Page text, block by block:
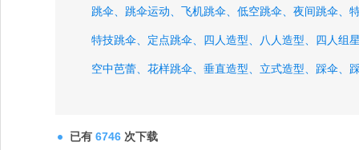
跳伞、 跳伞运动、 飞机跳伞、 低空跳伞、 夜间跳伞、
特技跳伞、 定点跳伞、 四人造型、 八人造型、 四人组
空中芭蕾、 花样跳伞、 垂直造型、 立式造型、 踩伞、
已有 6746 次下载